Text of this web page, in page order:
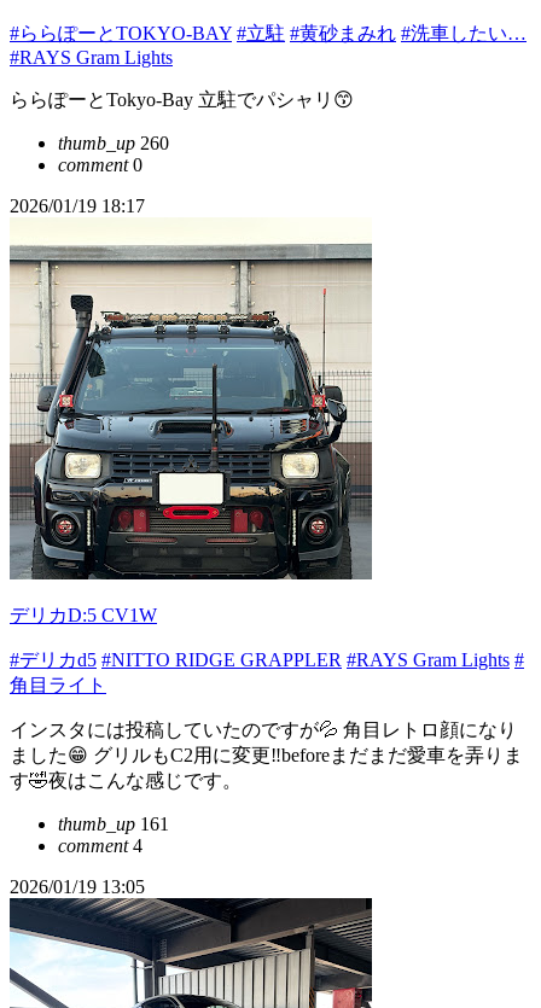
#ららぽーとTOKYO-BAY #立駐 #黄砂まみれ #洗車したい…
#RAYS Gram Lights
ららぽーとTokyo-Bay 立駐でパシャリ😙
thumb_up 260
comment0
2026/01/19 18:17
デリカD:5 CV1W
#デリカd5 #NITTO RIDGE GRAPPLER #RAYS Gram Lights #
角目ライト
インスタには投稿していたのですが💦 角目レトロ顔になり
ました😁 グリルもC2用に変更‼️beforeまだまだ愛車を弄りま
す🤣夜はこんな感じです。
thumb_up 161
comment4
2026/01/19 13:05